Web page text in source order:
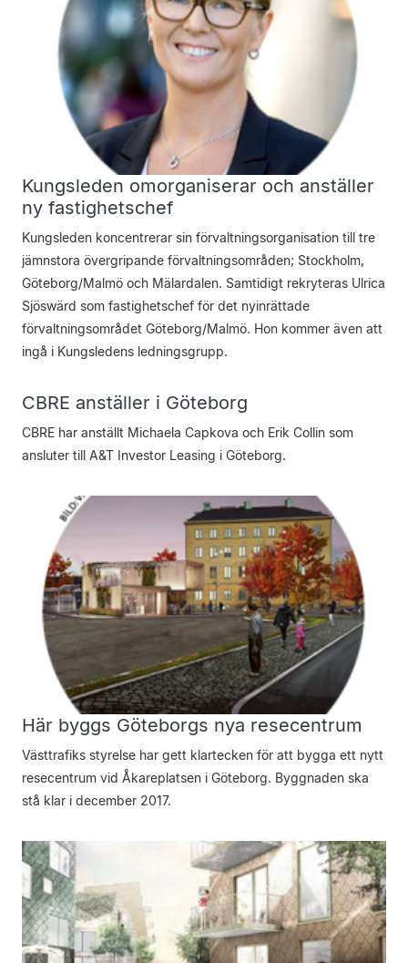
Kungsleden omorganiserar och ­anställer
ny fastighetschef
Kungsleden koncentrerar sin förvaltningsorganisation till tre
jämnstora övergripande förvaltningsområden; Stockholm,
Göteborg/Malmö och Mälardalen. Samtidigt rekryteras Ulrica
Sjöswärd som fastighetschef för det nyinrättade
förvaltningsområdet Göteborg/Malmö. Hon kommer även att
ingå i Kungsledens ledningsgrupp.
CBRE anställer i Göteborg
CBRE har anställt Michaela Capkova och Erik Collin som
ansluter till A&T Investor Leasing i Göteborg.
Här byggs Göteborgs nya resecentrum
Västtrafiks styrelse har gett klartecken för att bygga ett nytt
resecentrum vid Åkareplatsen i Göteborg. Byggnaden ska
stå klar i december 2017.